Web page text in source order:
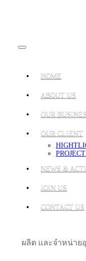
HOME
ABOUT US
OUR
OUR CLIENT
NEWS &
JOIN US
CONTACT US
ผลิต และจำหน่าย